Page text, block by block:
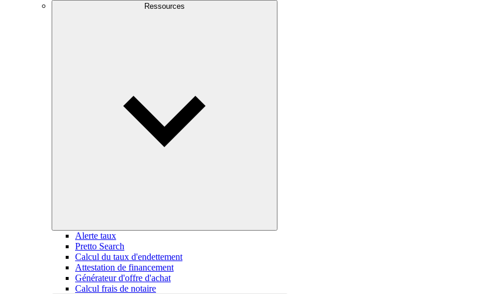
Ressources
Alerte taux
Pretto Search
Calcul du taux d'endettement
Attestation de financement
Générateur d'offre d'achat
Calcul frais de notaire